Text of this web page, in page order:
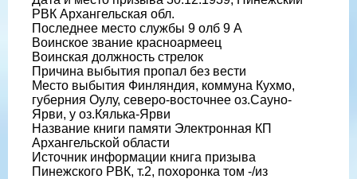
РВК Архангельская обл.
Последнее место службы 9 олб 9 А
Воинское звание красноармеец
Воинская должность стрелок
Причина выбытия пропал без вести
Место выбытия Финляндия, коммуна Кухмо,
губерния Оулу, северо-восточнее оз.Сауно-
Ярви, у оз.Кялька-Ярви
Название книги памяти Электронная КП
Архангельской области
Источник информации книга призыва
Пинежского РВК, т.2, похоронка том -/из